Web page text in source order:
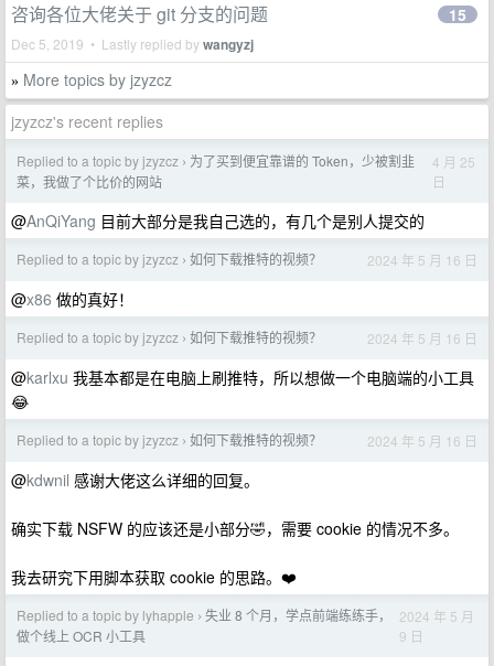
咨询各位大佬关于 git 分支的问题
Dec 5, 2019 • Lastly replied bywangyzj
15
» More topics by jzyzcz
jzyzcz's recent replies
Replied to a topic by jzyzcz › 为了买到便宜靠谱的 Token，少被割韭
菜，我做了个比价的网站
4 月 25
日
@AnQiYang 目前大部分是我自己选的，有几个是别人提交的
Replied to a topic by jzyzcz › 如何下载推特的视频？ 2024 年 5 月 16 日
@x86 做的真好！
Replied to a topic by jzyzcz › 如何下载推特的视频？ 2024 年 5 月 16 日
@karlxu 我基本都是在电脑上刷推特，所以想做一个电脑端的小工具
😂
Replied to a topic by jzyzcz › 如何下载推特的视频？ 2024 年 5 月 16 日
@kdwnil 感谢大佬这么详细的回复。
确实下载 NSFW 的应该还是小部分🤣，需要 cookie 的情况不多。
我去研究下用脚本获取 cookie 的思路。❤️
Replied to a topic by lyhapple › 失业 8 个月，学点前端练练手，
做个线上 OCR 小工具
2024 年 5 月
9 日